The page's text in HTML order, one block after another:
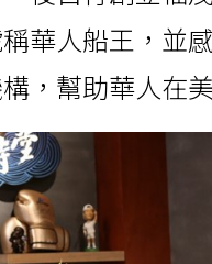
華人船王，並
，幫助華人在